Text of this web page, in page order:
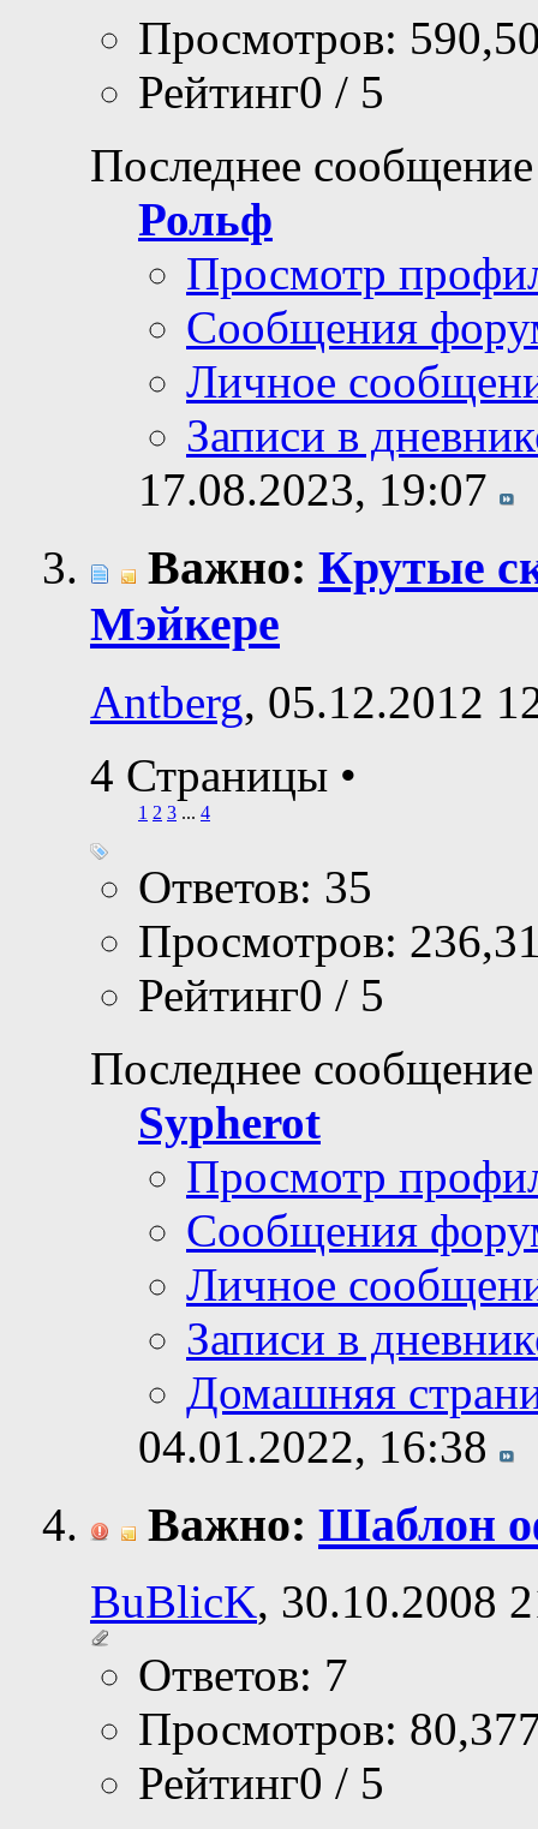
Просмотров:
Рейтинг0 / 5
Последнее
Рольф
Просмотр
Сообщения
Личное
Записи в
17.08.2023, 19:07
Важно: Крутые
Мэйкере
Antberg, 05.12.2012
4 Страницы •
1 2 3 ... 4
Ответов: 35
Просмотров:
Рейтинг0 / 5
Последнее
Sypherot
Просмотр
Сообщения
Личное
Записи в
Домашняя
04.01.2022, 16:38
Важно: Шаблон
BuBlicK, 30.10.2008
Ответов: 7
Просмотров:
Рейтинг0 / 5